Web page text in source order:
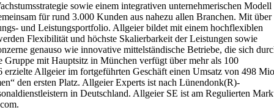
sowie einem integrativen unternehmerischen Modell
für rund 3.000 Kunden aus nahezu allen Branchen. Mit über
und Leistungsportfolio. Allgeier bildet mit einem hochflexiblen
Flexibilität und höchste Skalierbarkeit der Leistungen sowie
genauso wie innovative mittelständische Betriebe, die sich
Gruppe mit Hauptsitz in München verfügt über mehr als 100
Allgeier im fortgeführten Geschäft einen Umsatz von 498
den ersten Platz. Allgeier Experts ist nach Lünendonk(R)-
in Deutschland. Allgeier SE ist am Regulierten